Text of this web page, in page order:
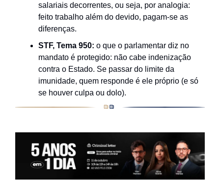
salariais decorrentes, ou seja, por analogia:
feito trabalho além do devido, pagam-se as
diferenças.
STF, Tema 950: o que o parlamentar diz no
mandato é protegido: não cabe indenização
contra o Estado. Se passar do limite da
imunidade, quem responde é ele próprio (e só
se houver culpa ou dolo).